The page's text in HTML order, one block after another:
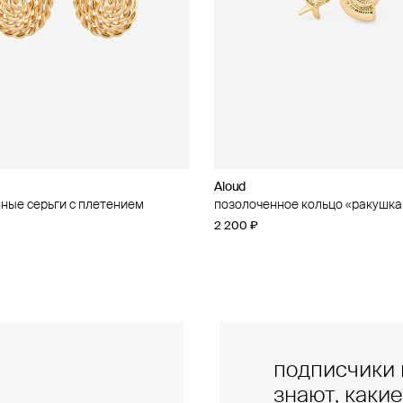
серьги с плетением
Aloud
позолоченное кольцо
2 200 ₽
кольцо с кубическим
и звезда»
Aloud
золотистое колье-цепь
5 600 ₽
подписчики
знают,